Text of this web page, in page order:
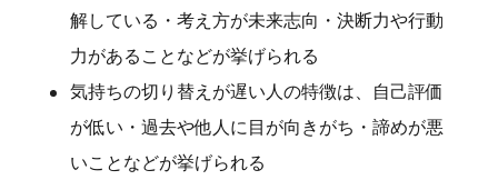
解している・考え方が未来志向・決断力や行動
力があることなどが挙げられる
気持ちの切り替えが遅い人の特徴は、自己評価
が低い・過去や他人に目が向きがち・諦めが悪
いことなどが挙げられる